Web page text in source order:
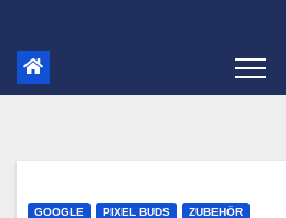
GOOGLE PIXEL BUDS ZUBEHÖR